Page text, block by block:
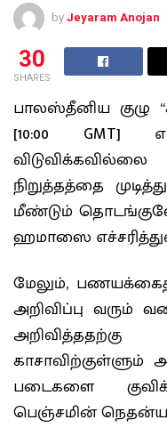
by Jeyaram Anojan
30
SHARES
பாலஸ்தீனிய குழு
[10:00 GMT]
நிறுத்தத்தை
மீண்டும்
ஹமாஸை
மேலும்,
அறிவிப்பு வரும்
அறிவித்ததற்கு
காசாவிற்குள்ளும்
படைகளை
பெஞ்சமின்